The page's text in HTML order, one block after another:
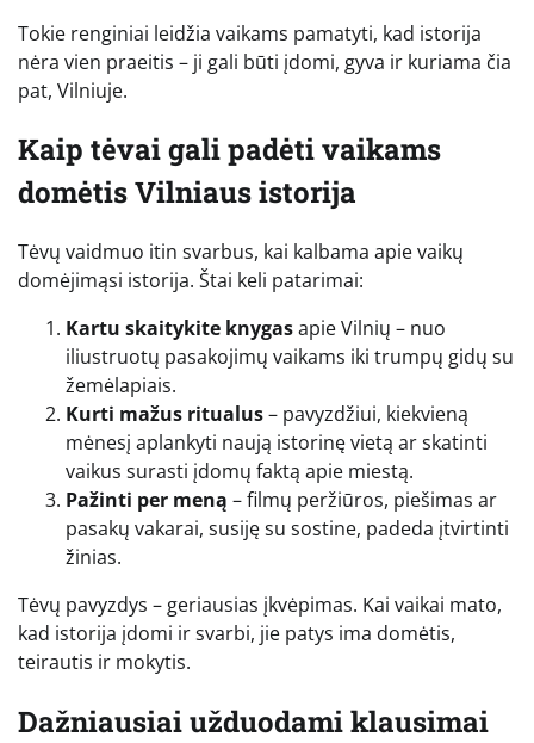
Tokie renginiai leidžia vaikams pamatyti, kad istorija
nėra vien praeitis – ji gali būti įdomi, gyva ir kuriama čia
pat, Vilniuje.
Kaip tėvai gali padėti vaikams
domėtis Vilniaus istorija
Tėvų vaidmuo itin svarbus, kai kalbama apie vaikų
domėjimąsi istorija. Štai keli patarimai:
Kartu skaitykite knygasapie Vilnių – nuo
iliustruotų pasakojimų vaikams iki trumpų gidų su
žemėlapiais.
Kurti mažus ritualus– pavyzdžiui, kiekvieną
mėnesį aplankyti naują istorinę vietą ar skatinti
vaikus surasti įdomų faktą apie miestą.
Pažinti per meną – filmų peržiūros, piešimas ar
pasakų vakarai, susiję su sostine, padeda įtvirtinti
žinias.
Tėvų pavyzdys – geriausias įkvėpimas. Kai vaikai mato,
kad istorija įdomi ir svarbi, jie patys ima domėtis,
teirautis ir mokytis.
Dažniausiai užduodami klausimai